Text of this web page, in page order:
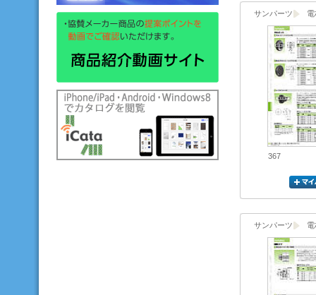
サンパーツ
367
サンパーツ